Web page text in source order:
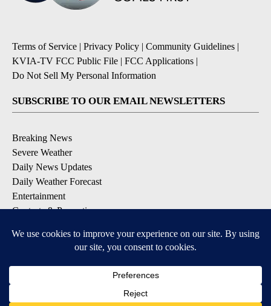
Terms of Service | Privacy Policy | Community Guidelines |
KVIA-TV FCC Public File | FCC Applications |
Do Not Sell My Personal Information
SUBSCRIBE TO OUR EMAIL NEWSLETTERS
Breaking News
Severe Weather
Daily News Updates
Daily Weather Forecast
Entertainment
Contests & Promotions
DOWNLOAD OUR APPS
Available for iOS and Android